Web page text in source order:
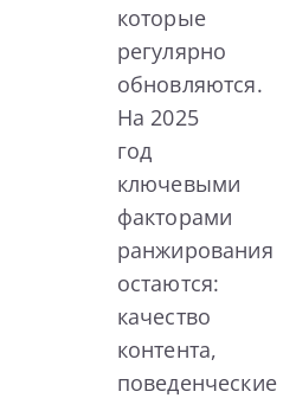
которые
регулярно
обновляются.
На 2025
год
ключевыми
факторами
ранжирования
остаются:
качество
контента,
поведенческие